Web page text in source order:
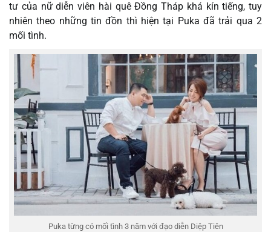
tư của nữ diễn viên hài quê Đồng Tháp khá kín tiếng, tuy
nhiên theo những tin đồn thì hiện tại Puka đã trải qua 2
mối tình.
Puka từng có mối tình 3 năm với đạo diễn Diệp Tiên